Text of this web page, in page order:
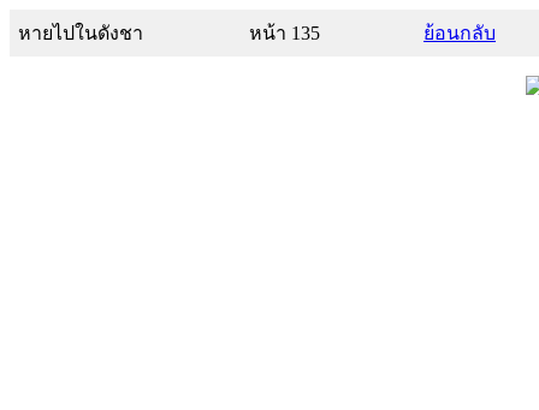
หายไปในดังชา หน้า 135 ย้อนกลับ